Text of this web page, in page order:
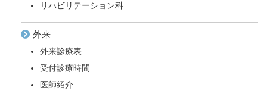
リハビリテーション科
外来
外来診療表
受付診療時間
医師紹介